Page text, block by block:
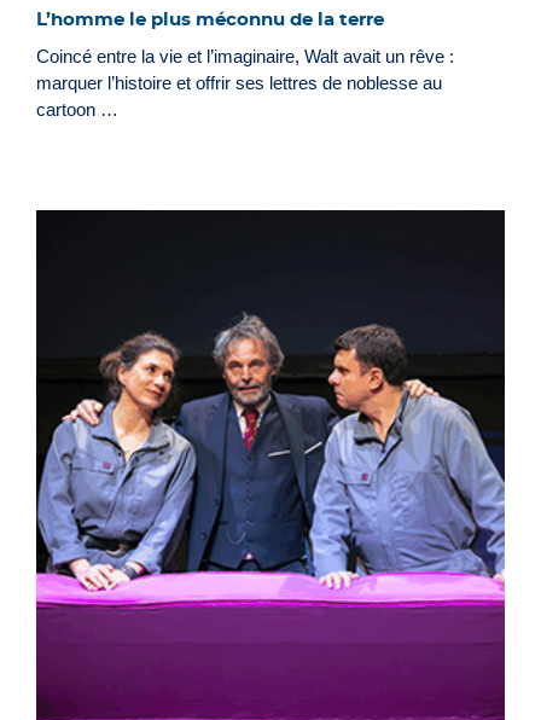
L’homme le plus méconnu de la terre
Coincé entre la vie et l’imaginaire, Walt avait un rêve :
marquer l’histoire et offrir ses lettres de noblesse au
cartoon …